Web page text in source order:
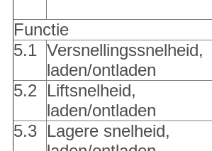
Functie
5.1 Versnellingssnelheid,
laden/ontladen
5.2 Liftsnelheid,
laden/ontladen
5.3 Lagere snelheid,